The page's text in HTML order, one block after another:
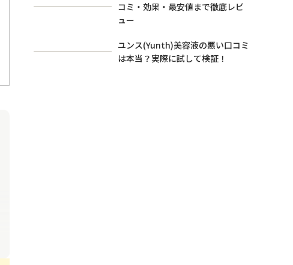
コミ・効果・最安値まで徹底レビ
ュー
ユンス(Yunth)美容液の悪い口コミ
は本当？実際に試して検証！